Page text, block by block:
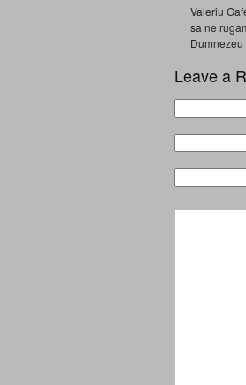
Valeriu
sa ne
Dumnezeu
Leave a